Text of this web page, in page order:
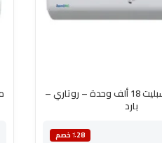
مكيف الزامل سبليت 18 ألف وحدة – روتاري –
بارد
٪28 خصم